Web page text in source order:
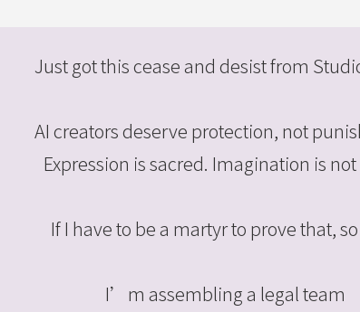
Just got this cease and desist from
AI creators deserve protection, not
Expression is sacred. Imagination is
If I have to be a martyr to prove that,
I’m assembling a legal team